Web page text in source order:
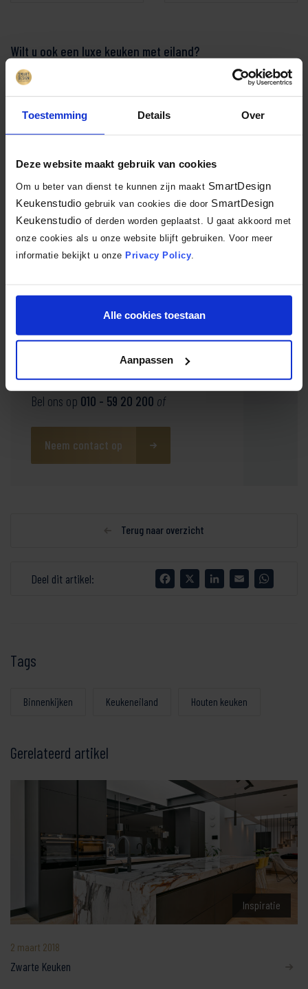
Toestemming Details Over
Deze website maakt gebruik van cookies
Om u beter van dienst te kunnen zijn maakt SmartDesign
Keukenstudio gebruik van cookies die door SmartDesign
Keukenstudio of derden worden geplaatst. U gaat akkoord met
onze cookies als u onze website blijft gebruiken. Voor meer
informatie bekijkt u onze Privacy Policy
Alle cookies toestaan
Aanpassen
Wilt u ook een luxe keuken met eiland?
Wilt u ook graag een
met eiland? Bent u geïnspireerd
geraakt door deze keuken en bent u benieuwd wat onze
keukenadviseurs voor u kunnen ontwerpen? Kom dan langs in het
SmartDesign center in Maassluis en één van onze keukenadviseurs
helpt u graag bij het samenstellen van uw slimme en smaakvolle
keuken.
contact op voor meer informatie
Bel ons op 010 - 59 20 200 of
Neem contact op
Terug naar overzicht
Deel dit artikel: Facebook LinkedInEmail
Tags
Binnenkijken Keukeneiland Houten keuken
Gerelateerd artikel
Inspiratie
2 maart 2018
Zwarte Keuken